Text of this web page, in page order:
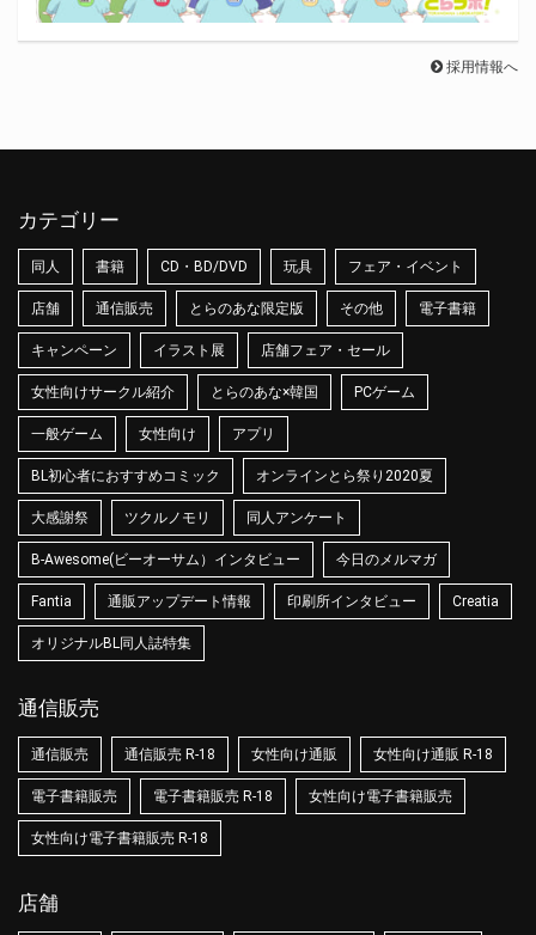
採用情報へ
カテゴリー
同人 書籍 CD・BD/DVD 玩具 フェア・イベント
店舗 通信販売 とらのあな限定版 その他 電子書籍
キャンペーン イラスト展 店舗フェア・セール
女性向けサークル紹介 とらのあな×韓国 PCゲーム
一般ゲーム 女性向け アプリ
BL初心者におすすめコミック オンラインとら祭り2020夏
大感謝祭 ツクルノモリ 同人アンケート
B-Awesome(ビーオーサム）インタビュー 今日のメルマガ
Fantia 通販アップデート情報 印刷所インタビュー Creatia
オリジナルBL同人誌特集
通信販売
通信販売 通信販売 R-18 女性向け通販 女性向け通販 R-18
電子書籍販売 電子書籍販売 R-18 女性向け電子書籍販売
女性向け電子書籍販売 R-18
店舗